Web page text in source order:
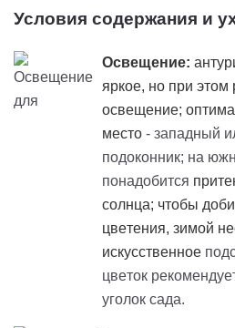
Условия содержания и
Освещение:
яркое, но при этом
освещение;
место - западный
подоконник; на
понадобится
солнца; чтобы
цветения, зимой
искусственное
цветок
уголок сада.